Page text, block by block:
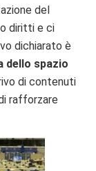
del
diritti e ci
dichiarato è
dello spazio
di contenuti
rafforzare